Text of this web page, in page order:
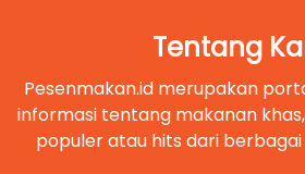
Tentang
Pesenmakan.id merupakan
informasi tentang makanan
populer atau hits dari berbagai